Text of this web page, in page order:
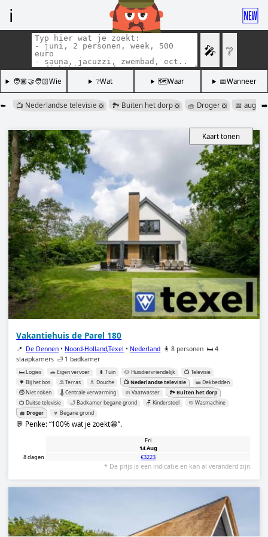
ℹ️ 🆕
🎤 ❔
🧑🏽‍🤝‍🧑🏻Wie ❔Wat 🗺️Waar 📅Wanneer
⬅️ ➡️
📺 Nederlandse televisie ❎ 🏞️ Buiten het dorp ❎ 🧺 Droger ❎ 📅
Kaart tonen
Vakantiehuis de Parel 180
📍 De Dennen • Noord-Holland,Texel • Nederland 🧍 8 personen 🛏️ 4
slaapkamers 🛁 1 badkamer
🛏️ Logies 🚗 Eigen vervoer 🌲 Tuin 🐶 Huisdiervriendelijk
📺 Televisie
🌳 Bij het bos
⛱️ Terras 🚿 Douche 📺 Nederlandse televisie
🛌 Dekbedden
🚭 Niet roken
🌡️ Centrale verwarming 🧼 Vaatwasser
🏞️ Buiten het dorp
📺 Duitse televisie
🛁 Badkamer begane grond 🪑 Kinderstoel
🧼 Wasmachine
🧺 Droger
🔽 Begane grond
💬 Penke: 100% wat je zoekt😁 .
Fri
14 Aug
8 dagen
€3223
* De prijs is een indicatie en kan al veranderd zijn.